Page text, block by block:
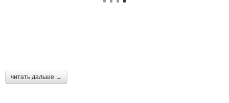
читать дальше →